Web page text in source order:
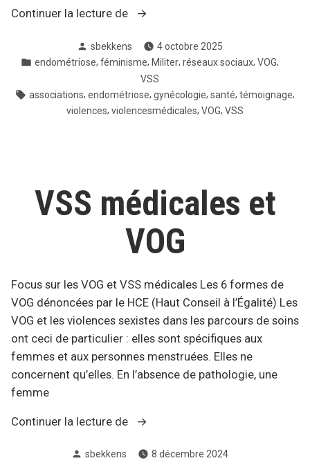
Continuer la lecture de
« Déprogrammons
! »
Posté
par
sbekkens
4 octobre 2025
Posté
endométriose, féminisme, Militer, réseaux sociaux, VOG,
VSS
Tags:
associations, endométriose, gynécologie, santé, témoignage,
violences, violencesmédicales, VOG, VSS
VSS médicales et
VOG
Focus sur les VOG et VSS médicales Les 6 formes de
VOG dénoncées par le HCE (Haut Conseil à l’Égalité) Les
VOG et les violences sexistes dans les parcours de soins
ont ceci de particulier : elles sont spécifiques aux
femmes et aux personnes menstruées. Elles ne
concernent qu’elles. En l’absence de pathologie, une
femme
Continuer la lecture de
« VSS
et
Posté
sbekkens
8 décembre 2024